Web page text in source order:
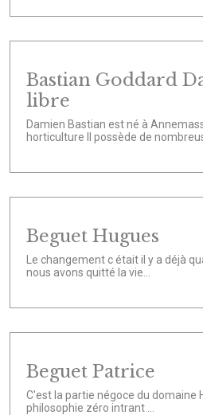
Bastian Goddard
libre
Damien Bastian est né à
horticulture Il possède de
Beguet Hugues
Le changement c était il y a déjà
nous avons quitté la vie...
Beguet Patrice
C'est la partie négoce du domaine
philosophie zéro intrant ...